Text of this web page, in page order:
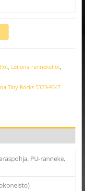
, Leijona-rannekellot,
Tiny Rocks 5323-9347
PU-ranneke,